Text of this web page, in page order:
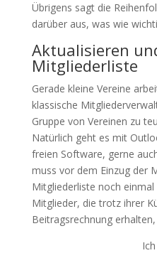
Übrigens sagt die
darüber aus, was wie
Aktualisieren
Mitgliederliste
Gerade kleine Vereine
klassische
Gruppe von Vereinen zu
Natürlich geht es mit
freien Software, gerne
muss vor dem Einzug der
Mitgliederliste noch
Mitglieder, die trotz ihrer
Beitragsrechnung